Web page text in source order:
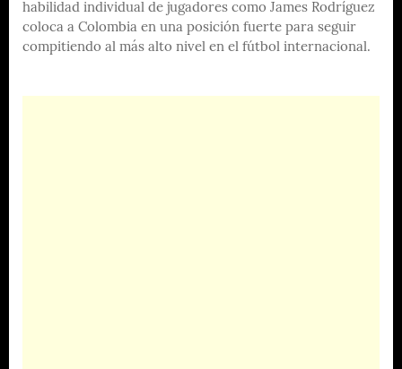
habilidad individual de jugadores como James Rodríguez
coloca a Colombia en una posición fuerte para seguir
compitiendo al más alto nivel en el fútbol internacional.